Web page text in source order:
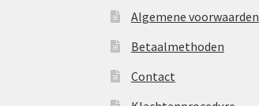
Algemene voorwaarden
Betaalmethoden
Contact